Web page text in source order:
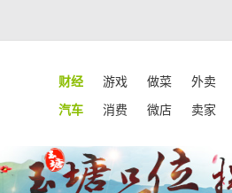
财经 游戏 做菜 外卖
汽车 消费 微店 卖家